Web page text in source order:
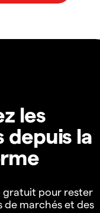
les
la
gratuit pour rester
de marchés et des